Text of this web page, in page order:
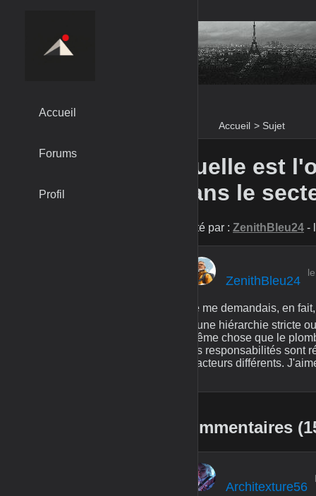
Accueil > Sujet
Accueil
Forums
Profil
Quelle est
dans le
Posté par : ZenithBleu24 -
ZenithBleu24
Je me demandais, en
a une hiérarchie stricte
même chose que le
les responsabilités sont
d'acteurs différents.
Commentaires
Architexture56